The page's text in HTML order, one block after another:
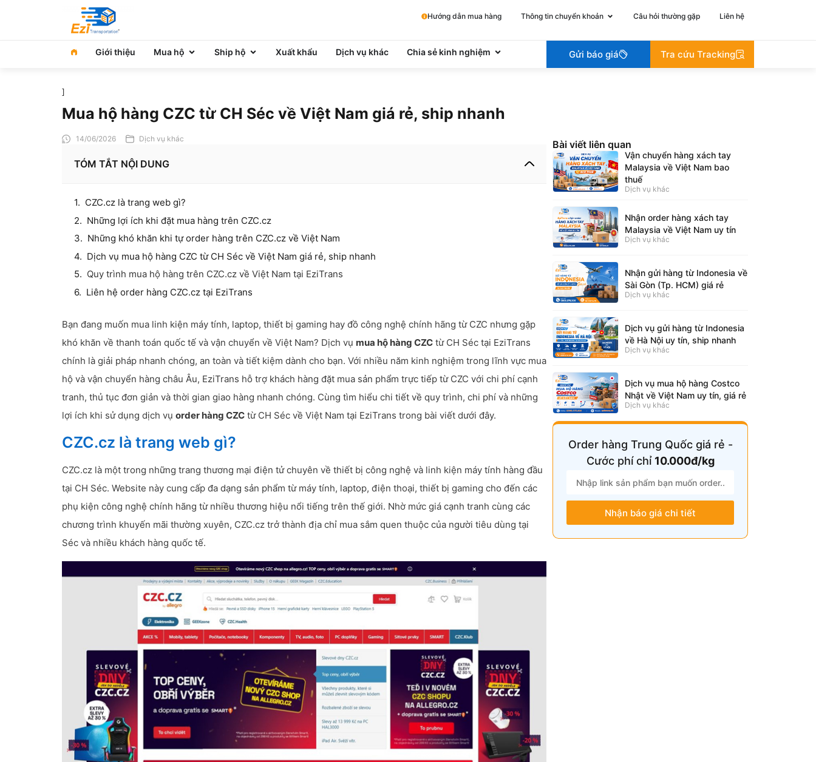
Hướng dẫn mua hàng Thông tin chuyển khoản Câu hỏi thường gặp Liên hệ
Giới thiệu Mua hộ Ship hộ Xuất khẩu Dịch vụ khác Chia sẻ kinh nghiệm Gửi báo giá Tra cứu Tracking
]
Mua hộ hàng CZC từ CH Séc về Việt Nam giá rẻ, ship nhanh
14/06/2026 Dịch vụ khác
TÓM TẮT NỘI DUNG
CZC.cz là trang web gì?
Những lợi ích khi đặt mua hàng trên CZC.cz
Những khó khăn khi tự order hàng trên CZC.cz về Việt Nam
Dịch vụ mua hộ hàng CZC từ CH Séc về Việt Nam giá rẻ, ship nhanh
Quy trình mua hộ hàng trên CZC.cz về Việt Nam tại EziTrans
Liên hệ order hàng CZC.cz tại EziTrans
Bạn đang muốn mua linh kiện máy tính, laptop, thiết bị gaming hay đồ công nghệ chính hãng từ CZC nhưng gặp
khó khăn về thanh toán quốc tế và vận chuyển về Việt Nam? Dịch vụ mua hộ hàng CZC từ CH Séc tại EziTrans
chính là giải pháp nhanh chóng, an toàn và tiết kiệm dành cho bạn. Với nhiều năm kinh nghiệm trong lĩnh vực mua
hộ và vận chuyển hàng châu Âu, EziTrans hỗ trợ khách hàng đặt mua sản phẩm trực tiếp từ CZC với chi phí cạnh
tranh, thủ tục đơn giản và thời gian giao hàng nhanh chóng. Cùng tìm hiểu chi tiết về quy trình, chi phí và những
lợi ích khi sử dụng dịch vụ order hàng CZC từ CH Séc về Việt Nam tại EziTrans trong bài viết dưới đây.
CZC.cz là trang web gì?
CZC.cz là một trong những trang thương mại điện tử chuyên về thiết bị công nghệ và linh kiện máy tính hàng đầu
tại CH Séc. Website này cung cấp đa dạng sản phẩm từ máy tính, laptop, điện thoại, thiết bị gaming cho đến các
phụ kiện công nghệ chính hãng từ nhiều thương hiệu nổi tiếng trên thế giới. Nhờ mức giá cạnh tranh cùng các
chương trình khuyến mãi thường xuyên, CZC.cz trở thành địa chỉ mua sắm quen thuộc của người tiêu dùng tại
Séc và nhiều khách hàng quốc tế.
Bài viết liên quan
Vận chuyển hàng xách tay
Malaysia về Việt Nam bao
thuế
Dịch vụ khác
Nhận order hàng xách tay
Malaysia về Việt Nam uy tín
Dịch vụ khác
Nhận gửi hàng từ Indonesia về
Sài Gòn (Tp. HCM) giá rẻ
Dịch vụ khác
Dịch vụ gửi hàng từ Indonesia
về Hà Nội uy tín, ship nhanh
Dịch vụ khác
Dịch vụ mua hộ hàng Costco
Nhật về Việt Nam uy tín, giá rẻ
Dịch vụ khác
Order hàng Trung Quốc giá rẻ -
Cước phí chỉ 10.000đ/kg
Nhận báo giá chi tiết